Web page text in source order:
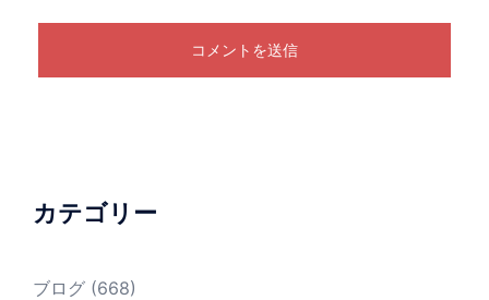
カテゴリー
ブログ (668)